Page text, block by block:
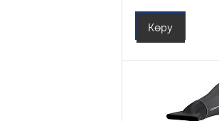
материалы: DUO
Қуаты, Вт: 45
Көру